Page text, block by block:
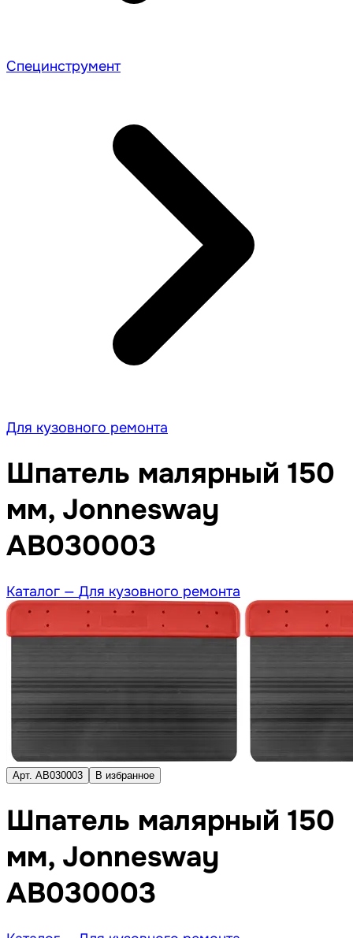
Специнструмент
Для кузовного ремонта
Шпатель малярный 150
мм, Jonnesway
AB030003
Каталог — Для кузовного ремонта
Арт. AB030003 В избранное
Шпатель малярный 150
мм, Jonnesway
AB030003